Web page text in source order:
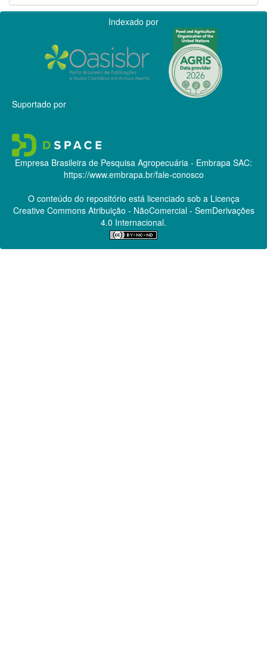
Indexado por
Suportado por
Empresa Brasileira de Pesquisa Agropecuária - Embrapa SAC:
https://www.embrapa.br/fale-conosco
O conteúdo do repositório está licenciado sob a Licença
Creative CommonsAtribuição - NãoComercial - SemDerivações
4.0 Internacional.